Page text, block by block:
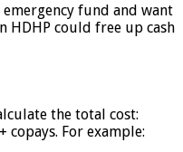
fund and want
HDHP could free up cash
the total cost:
For example: